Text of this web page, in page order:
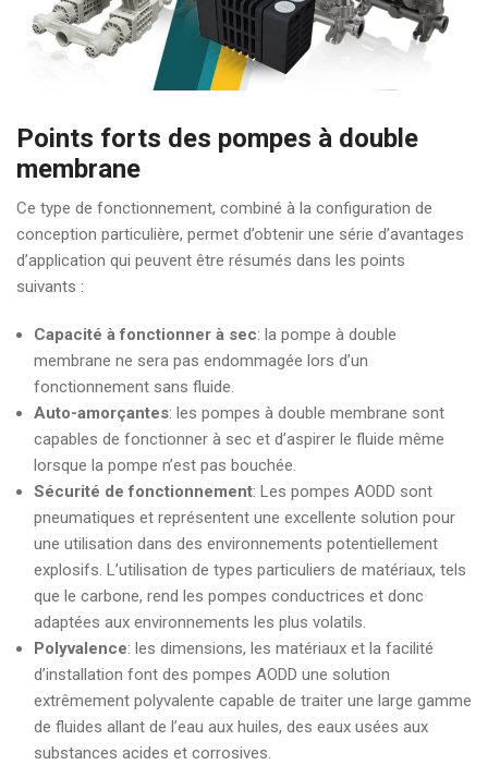
Points forts des pompes à double
membrane
Ce type de fonctionnement, combiné à la configuration de
conception particulière, permet d’obtenir une série d’avantages
d’application qui peuvent être résumés dans les points
suivants :
Capacité à fonctionner à sec: la pompe à double
membrane ne sera pas endommagée lors d’un
fonctionnement sans fluide.
Auto-amorçantes: les pompes à double membrane sont
capables de fonctionner à sec et d’aspirer le fluide même
lorsque la pompe n’est pas bouchée.
Sécurité de fonctionnement: Les pompes AODD sont
pneumatiques et représentent une excellente solution pour
une utilisation dans des environnements potentiellement
explosifs. L’utilisation de types particuliers de matériaux, tels
que le carbone, rend les pompes conductrices et donc
adaptées aux environnements les plus volatils.
Polyvalence: les dimensions, les matériaux et la facilité
d’installation font des pompes AODD une solution
extrêmement polyvalente capable de traiter une large gamme
de fluides allant de l’eau aux huiles, des eaux usées aux
substances acides et corrosives.